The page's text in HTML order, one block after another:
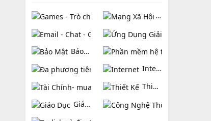
Games - Trò chơi Mạng Xã Hội
Email - Chat - Gọi Điện
Bảo Mật
Đa phương tiệnInternet
Tài Chính- mua sắm
Thiết Kế
Giáo Dục